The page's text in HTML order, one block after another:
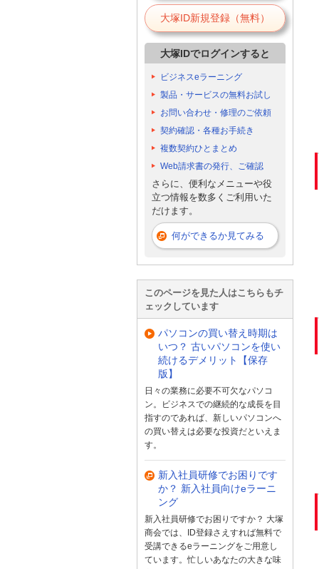
大塚ID新規登録（無料）
大塚IDでログインすると
ビジネスeラーニング
製品・サービスの無料お試し
お問い合わせ・修理のご依頼
契約確認・各種お手続き
複数契約ひとまとめ
Web請求書の発行、ご確認
さらに、便利なメニューや役
立つ情報を数多くご利用いた
だけます。
何ができるか見てみる
このページを見た人はこちらもチ
ェックしています
パソコンの買い替え時期は
いつ？ 古いパソコンを使い
続けるデメリット【保存
版】
日々の業務に必要不可欠なパソコ
ン。ビジネスでの継続的な成長を目
指すのであれば、新しいパソコンへ
の買い替えは必要な投資だといえま
す。
新入社員研修でお困りです
か？ 新入社員向けeラーニ
ング
新入社員研修でお困りですか？ 大塚
商会では、ID登録さえすれば無料で
受講できるeラーニングをご用意し
ています。忙しいあなたの大きな味